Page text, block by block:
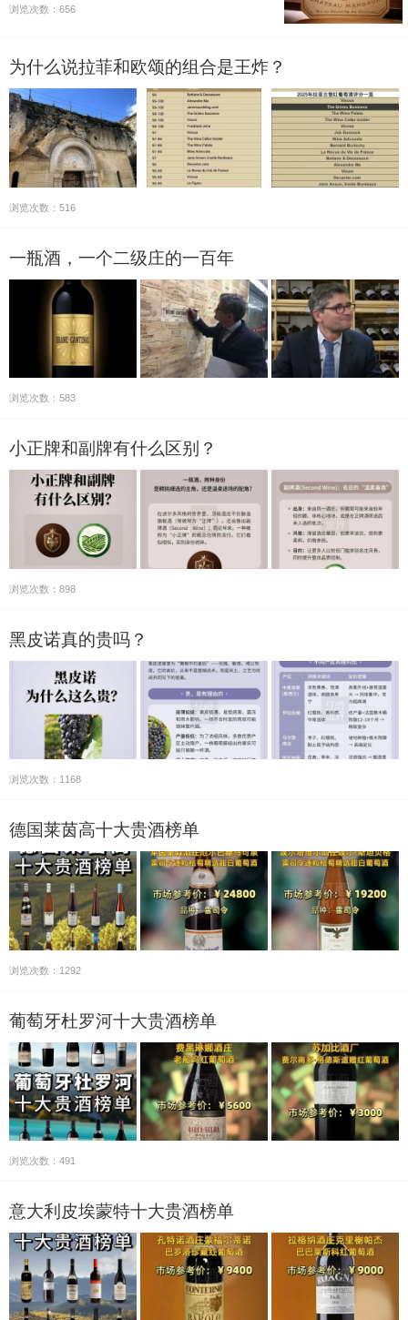
浏览次数：656
为什么说拉菲和欧颂的组合是王炸？
浏览次数：516
一瓶酒，一个二级庄的一百年
浏览次数：583
小正牌和副牌有什么区别？
浏览次数：898
黑皮诺真的贵吗？
浏览次数：1168
德国莱茵高十大贵酒榜单
浏览次数：1292
葡萄牙杜罗河十大贵酒榜单
浏览次数：491
意大利皮埃蒙特十大贵酒榜单